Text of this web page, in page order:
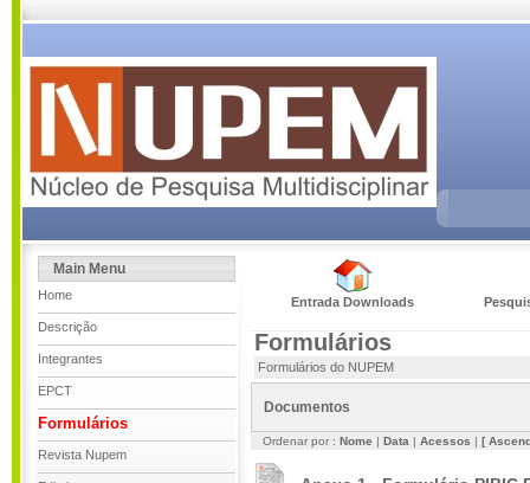
Main Menu
Home
Descrição
Integrantes
EPCT
Formulários
Revista Nupem
Entrada Downloads
Formulários
Formulários do NUPEM
Documentos
Ordenar por : Nome | Data | Acessos | [